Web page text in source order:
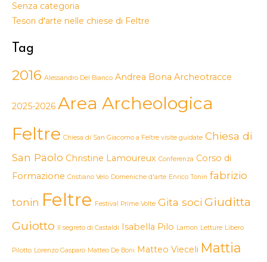
Senza categoria
Tesori d'arte nelle chiese di Feltre
Tag
2016 Alessandro Del Bianco Andrea Bona Archeotracce
2025-2026 Area Archeologica
Feltre Chiesa di San Giacomo a Feltre visite guidate Chiesa di
San Paolo Christine Lamoureux Conferenza Corso di
Formazione Cristiano Velo Domeniche d'arte Enrico Tonin fabrizio
tonin Feltre Festival Prime Volte Gita soci Giuditta
Guiotto Il segreto di Castaldi Isabella Pilo Lamon Letture Libero
Pilotto Lorenzo Gasparo Matteo De Boni Matteo Vieceli Mattia